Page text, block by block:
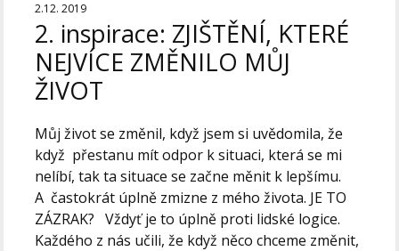
2.12. 2019
2. inspirace: ZJIŠTĚNÍ, KTERÉ
NEJVÍCE ZMĚNILO MŮJ
ŽIVOT
Můj život se změnil, když jsem si uvědomila, že
když přestanu mít odpor k situaci, která se mi
nelíbí, tak ta situace se začne měnit k lepšímu.
A častokrát úplně zmizne z mého života. JE TO
ZÁZRAK? Vždyť je to úplně proti lidské logice.
Každého z nás učili, že když něco chceme změnit,